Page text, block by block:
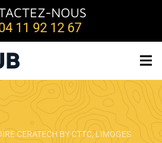
NOUS
11 92 12 67
CERATECH BY CTTC, LIMOGES